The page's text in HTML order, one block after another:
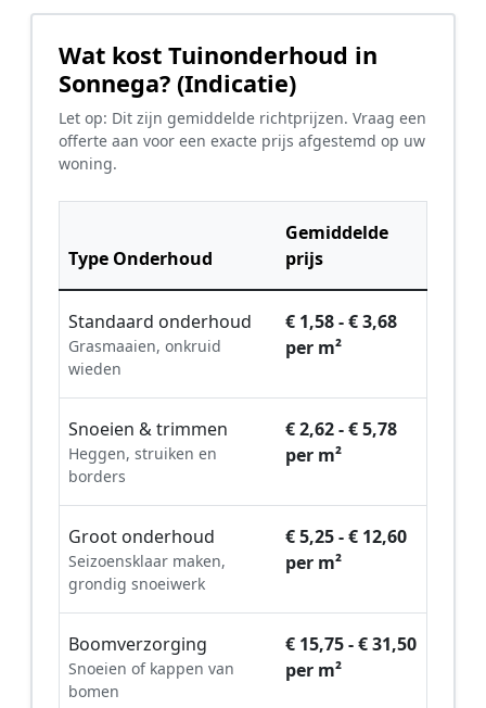
Wat kost Tuinonderhoud in
Sonnega? (Indicatie)
Let op: Dit zijn gemiddelde richtprijzen. Vraag een
offerte aan voor een exacte prijs afgestemd op uw
woning.
Type Onderhoud
Gemiddelde
prijs
Standaard onderhoud
Grasmaaien, onkruid
wieden
€ 1,58 - € 3,68
per m²
Snoeien & trimmen
Heggen, struiken en
borders
€ 2,62 - € 5,78
per m²
Groot onderhoud
Seizoensklaar maken,
grondig snoeiwerk
€ 5,25 - € 12,60
per m²
Boomverzorging
Snoeien of kappen van
bomen
€ 15,75 - € 31,50
per m²